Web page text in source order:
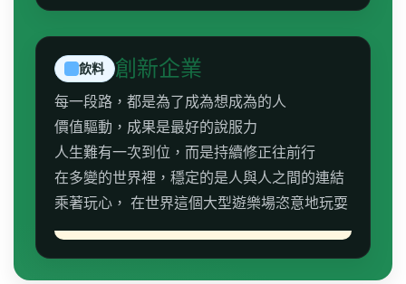
飲料 創新企業
每一段路，都是為了成為想成為的人
價值驅動，成果是最好的說服力
人生難有一次到位，而是持續修正往前行
在多變的世界裡，穩定的是人與人之間的連結
乘著玩心， 在世界這個大型遊樂場恣意地玩耍